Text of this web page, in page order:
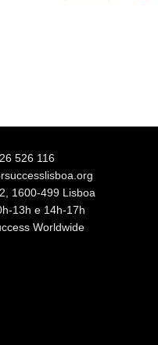
526 116
1600-499 Lisboa
13h e 14h-17h
Worldwide